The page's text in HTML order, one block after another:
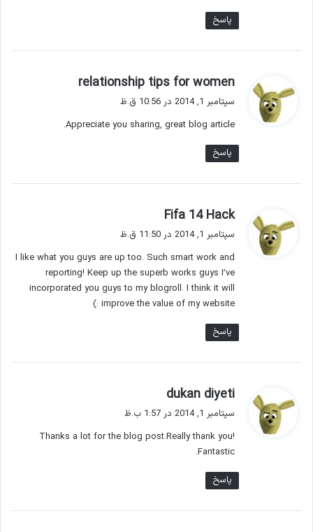
پاسخ
relationship tips for women
:
سپتامبر 1, 2014 در 10:56 ق.ظ
Appreciate you sharing, great blog article.
پاسخ
Fifa 14 Hack
ف
ت
:
سپتامبر 1, 2014 در 11:50 ق.ظ
I like what you guys are up too. Such smart work and
reporting! Keep up the superb works guys I’ve
incorporated you guys to my blogroll. I think it will
improve the value of my website :)
پاسخ
dukan diyeti
ت
:
سپتامبر 1, 2014 در 1:57 ب.ظ
Thanks a lot for the blog post.Really thank you!
Fantastic.
پاسخ